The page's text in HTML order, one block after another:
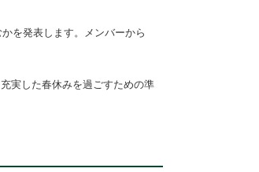
を発表します。メンバーから
実した春休みを過ごすための準